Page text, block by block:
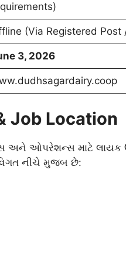
(Via Registered Post
3, 2026
Job Location
અને ઓપરેશન્સ માટે લાયક
નીચે મુજબ છે: